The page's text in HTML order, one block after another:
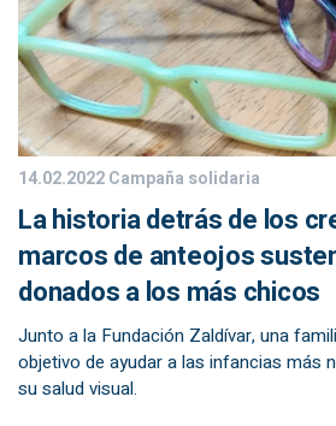
14.02.2022Campaña solidaria
La historia detrás de los
marcos de anteojos
donados a los más chicos
Junto a la Fundación Zaldívar, una
objetivo de ayudar a las infancias más
su salud visual.